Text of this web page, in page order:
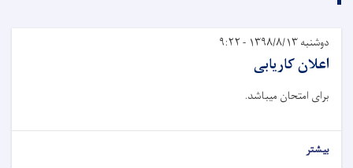
دوشنبه ۱۳۹۸/۸/۱۳ - ۹:۲۲
اعلان کاریابی
برای امتحان میباشد.
بیشتر